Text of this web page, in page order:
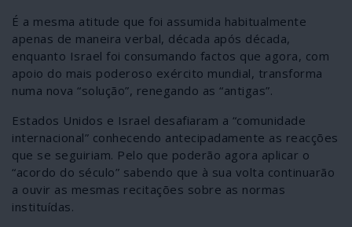
É a mesma atitude que foi assumida habitualmente
apenas de maneira verbal, década após década,
enquanto Israel foi consumando factos que agora, com
apoio do mais poderoso exército mundial, transforma
numa nova “solução”, renegando as “antigas”.
Estados Unidos e Israel desafiaram a “comunidade
internacional” conhecendo antecipadamente as reacções
que se seguiriam. Pelo que poderão agora aplicar o
“acordo do século” sabendo que à sua volta continuarão
a ouvir as mesmas recitações sobre as normas
instituídas.